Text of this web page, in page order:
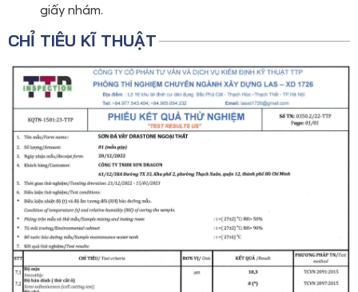
giấy nhám.
CHỈ TIÊU KĨ THUẬT